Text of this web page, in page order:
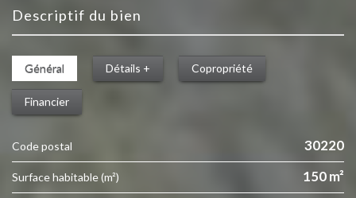
descriptif du bien
Général Détails + Copropriété
Financier
Code postal 30220
Surface habitable (m²) 150 m²